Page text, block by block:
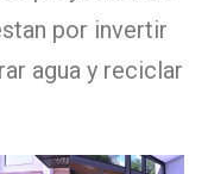
por invertir
agua y reciclar